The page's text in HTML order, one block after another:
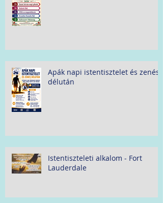
Apák napi istentisztelet és zenés
délután
Istentiszteleti alkalom - Fort
Lauderdale